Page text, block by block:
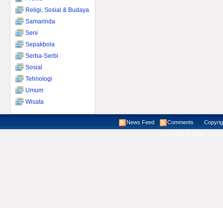
Religi, Sosial & Budaya
Samarinda
Seni
Sepakbola
Serba-Serbi
Sosial
Tehnologi
Umum
Wisata
News Feed Comments Copyright